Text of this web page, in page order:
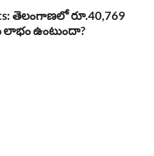
తెలంగాణలో రూ.40,769
లాభం ఉంటుందా?